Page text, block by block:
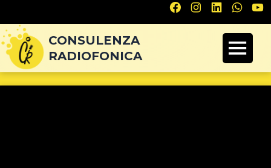
CONSULENZA
RADIOFONICA